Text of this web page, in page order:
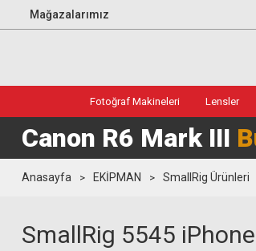
Mağazalarımız
Fotoğraf Makineleri Lensler
Canon R6 Mark III
Anasayfa EKİPMAN SmallRig Ürünleri
SmallRig 5545